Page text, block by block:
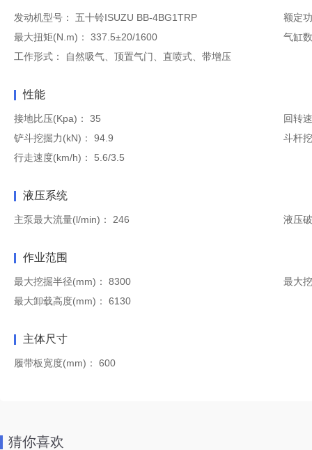
发动机型号： 五十铃ISUZU BB-4BG1TRP
额定
最大扭矩(N.m)：
337.5±20/1600
气缸
工作形式：
自然吸气、顶置气门、直喷式、带增压
性能
接地比压(Kpa)： 35
回转
铲斗挖掘力(kN)：
94.9
斗杆
行走速度(km/h)：
5.6/3.5
液压系统
主泵最大流量(l/min)： 246 液压
作业范围
最大挖掘半径(mm)： 8300
最大
最大卸载高度(mm)：
6130
主体尺寸
履带板宽度(mm)： 600
猜你喜欢